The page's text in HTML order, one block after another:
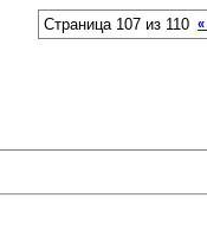
Страница 107 из 110 «